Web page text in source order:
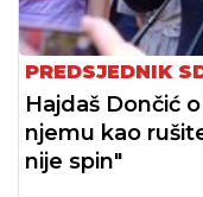
PREDSJEDNIK
Hajdaš Dončić
njemu kao
nije spin"